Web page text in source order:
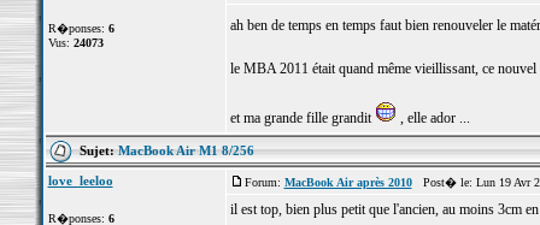
R�ponses: 6
Vus: 24073
ah ben de temps en temps faut bien renouveler le
le MBA 2011 était quand même vieillissant, ce
et ma grande fille grandit , elle ador ...
Sujet:MacBook Air M1 8/256
love_leeloo
R�ponses: 6
Forum: MacBook Air après 2010Post� le: Lun 19 Avr
il est top, bien plus petit que l'ancien, au moins 3cm